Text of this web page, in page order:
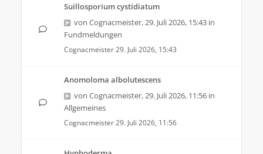
Suillosporium cystidiatum
von Cognacmeister,29. Juli 2026, 15:43 in
Fundmeldungen
Cognacmeister29. Juli 2026, 15:43
Anomoloma albolutescens
von Cognacmeister,29. Juli 2026, 11:56 in
Allgemeines
Cognacmeister29. Juli 2026, 11:56